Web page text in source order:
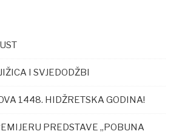
I SVJEDODŽBI
1448. HIDŽRETSKA GODINA!
PREDSTAVE „POBUNA